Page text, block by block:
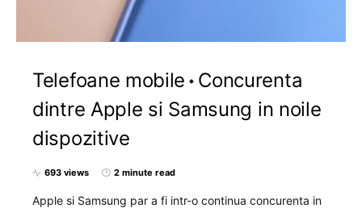
Telefoane mobile
Concurenta
dintre Apple si Samsung in noile
dispozitive
693 views 2 minute read
Apple si Samsung par a fi intr-o continua concurenta in